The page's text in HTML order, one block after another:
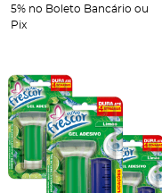
5% no Boleto Bancário ou
Pix